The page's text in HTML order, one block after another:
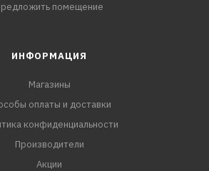
помещение
ИНФОРМАЦИЯ
Магазины
оплаты и доставки
конфиденциальности
Производители
Акции